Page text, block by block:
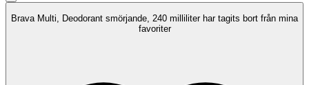
Brava Multi, Deodorant smörjande, 240 milliliter har tagits bort från mina
favoriter